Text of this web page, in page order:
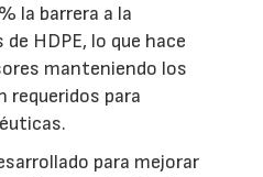
la barrera a la
HDPE, lo que hace
manteniendo los
requeridos para
para mejorar